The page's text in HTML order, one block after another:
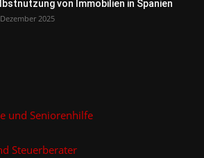
von Immobilien in Spanien
2025
und Seniorenhilfe
Steuerberater